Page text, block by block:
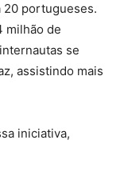
20 portugueses.
milhão de
se
assistindo mais
iniciativa,